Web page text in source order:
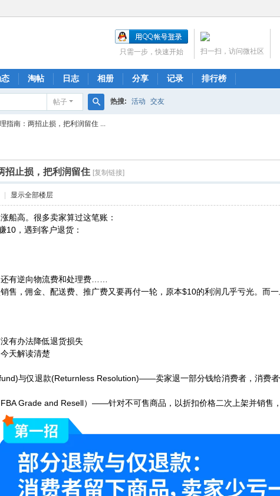
扫一扫，访问微社区
只需一步，快速开始
淘帖 日志 相册 分享 记录 排行榜
帖子
搜
热搜: 活动 交友
指南：两招止损，把利润留住 ...
招止损，把利润留住 [复制链接]
显示全部楼层
船高。很多卖家算过这笔账：
10，遇到客户退货：
有逆向物流费和处理费……
售，佣金、配送费、推广费又要再付一轮，原本$10的利润几乎亏光。而
有办法降低退货损失
天解读清楚
与仅退款(Returnless Resolution)——卖家退一部分钱给消费者，消费
Grade and Resell）——针对不可售商品，以折扣价格二次上架并销售